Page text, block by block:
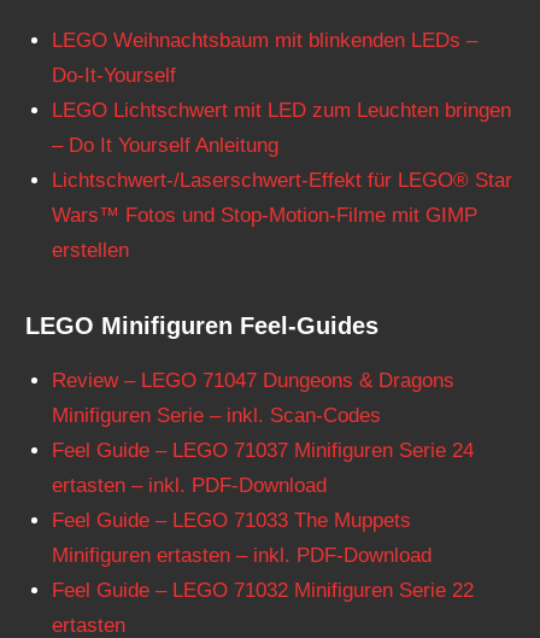
LEGO Weihnachtsbaum mit blinkenden LEDs –
Do-It-Yourself
LEGO Lichtschwert mit LED zum Leuchten bringen
– Do It Yourself Anleitung
Lichtschwert-/Laserschwert-Effekt für LEGO® Star
Wars™ Fotos und Stop-Motion-Filme mit GIMP
erstellen
LEGO Minifiguren Feel-Guides
Review – LEGO 71047 Dungeons & Dragons
Minifiguren Serie – inkl. Scan-Codes
Feel Guide – LEGO 71037 Minifiguren Serie 24
ertasten – inkl. PDF-Download
Feel Guide – LEGO 71033 The Muppets
Minifiguren ertasten – inkl. PDF-Download
Feel Guide – LEGO 71032 Minifiguren Serie 22
ertasten